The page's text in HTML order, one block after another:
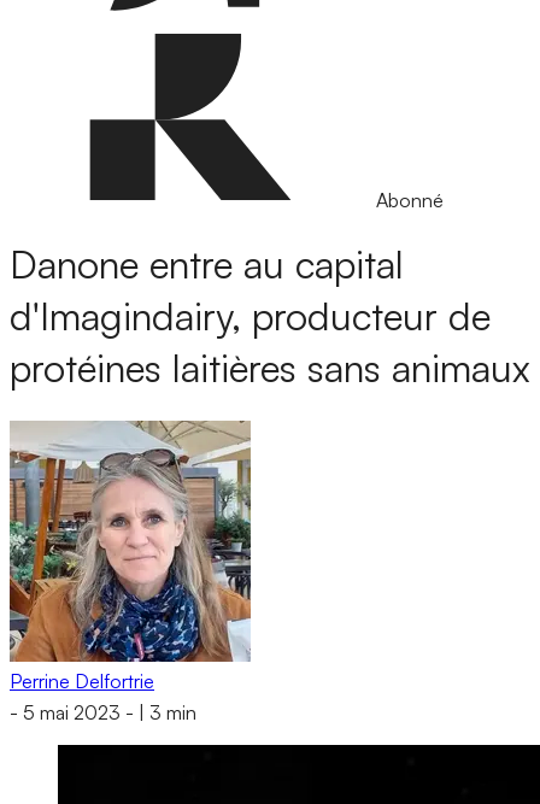
Abonné
Danone entre au capital
d'Imagindairy, producteur de
protéines laitières sans animaux
Perrine Delfortrie
- 5 mai 2023 - 3 min